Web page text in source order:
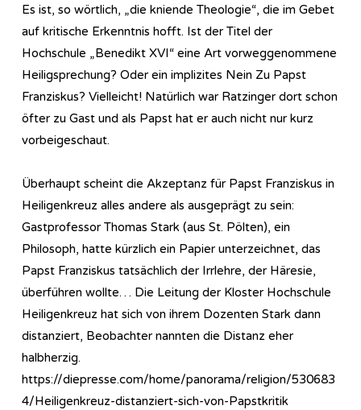
Es ist, so wörtlich, „die kniende Theologie“, die im Gebet
auf kritische Erkenntnis hofft. Ist der Titel der
Hochschule „Benedikt XVI“ eine Art vorweggenommene
Heiligsprechung? Oder ein implizites Nein Zu Papst
Franziskus? Vielleicht! Natürlich war Ratzinger dort schon
öfter zu Gast und als Papst hat er auch nicht nur kurz
vorbeigeschaut.
Überhaupt scheint die Akzeptanz für Papst Franziskus in
Heiligenkreuz alles andere als ausgeprägt zu sein:
Gastprofessor Thomas Stark (aus St. Pölten), ein
Philosoph, hatte kürzlich ein Papier unterzeichnet, das
Papst Franziskus tatsächlich der Irrlehre, der Häresie,
überführen wollte… Die Leitung der Kloster Hochschule
Heiligenkreuz hat sich von ihrem Dozenten Stark dann
distanziert, Beobachter nannten die Distanz eher
halbherzig.
https://diepresse.com/home/panorama/religion/530683
4/Heiligenkreuz-distanziert-sich-von-Papstkritik